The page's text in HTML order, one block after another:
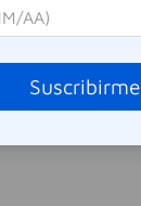
Suscribirme